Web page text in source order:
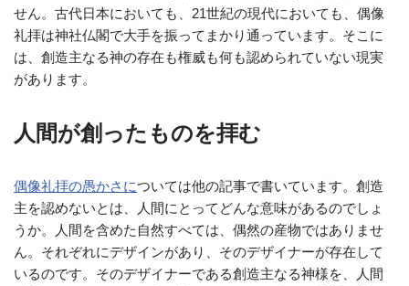
せん。古代日本においても、21世紀の現代においても、偶像
礼拝は神社仏閣で大手を振ってまかり通っています。そこに
は、創造主なる神の存在も権威も何も認められていない現実
があります。
人間が創ったものを拝む
偶像礼拝の愚かさについては他の記事で書いています。創造
主を認めないとは、人間にとってどんな意味があるのでしょ
うか。人間を含めた自然すべては、偶然の産物ではありませ
ん。それぞれにデザインがあり、そのデザイナーが存在して
いるのです。そのデザイナーである創造主なる神様を、人間